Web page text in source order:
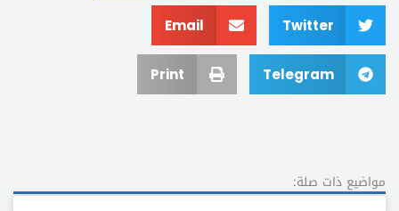
Twitter
Email
Telegram
Print
مواضيع ذات صلة: